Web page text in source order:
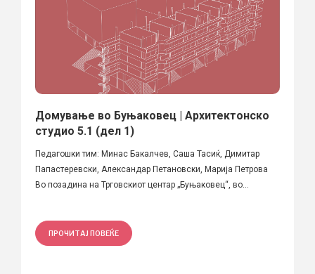
Домување во Буњаковец | Архитектонско
студио 5.1 (дел 1)
Педагошки тим: Минас Бакалчев, Саша Тасиќ, Димитар
Папастеревски, Александар Петановски, Марија Петрова
Во позадина на Трговскиот центар „Буњаковец“, во...
ПРОЧИТАЈ ПОВЕЌЕ